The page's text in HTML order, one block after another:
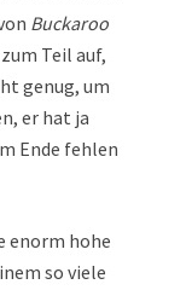
Buckaroo
Teil auf,
genug, um
er hat ja
Ende fehlen
enorm hohe
so viele